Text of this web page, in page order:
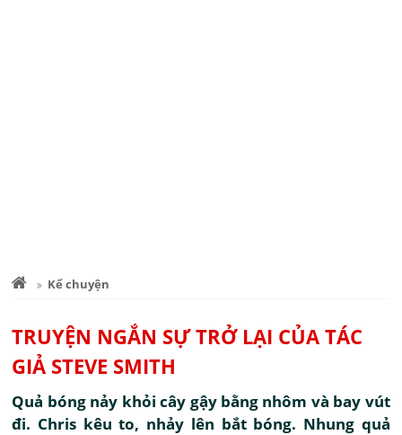
Kể chuyện
TRUYỆN NGẮN SỰ TRỞ LẠI CỦA TÁC
GIẢ STEVE SMITH
Quả bóng nảy khỏi cây gậy bằng nhôm và bay vút
đi. Chris kêu to, nhảy lên bắt bóng. Nhung quả